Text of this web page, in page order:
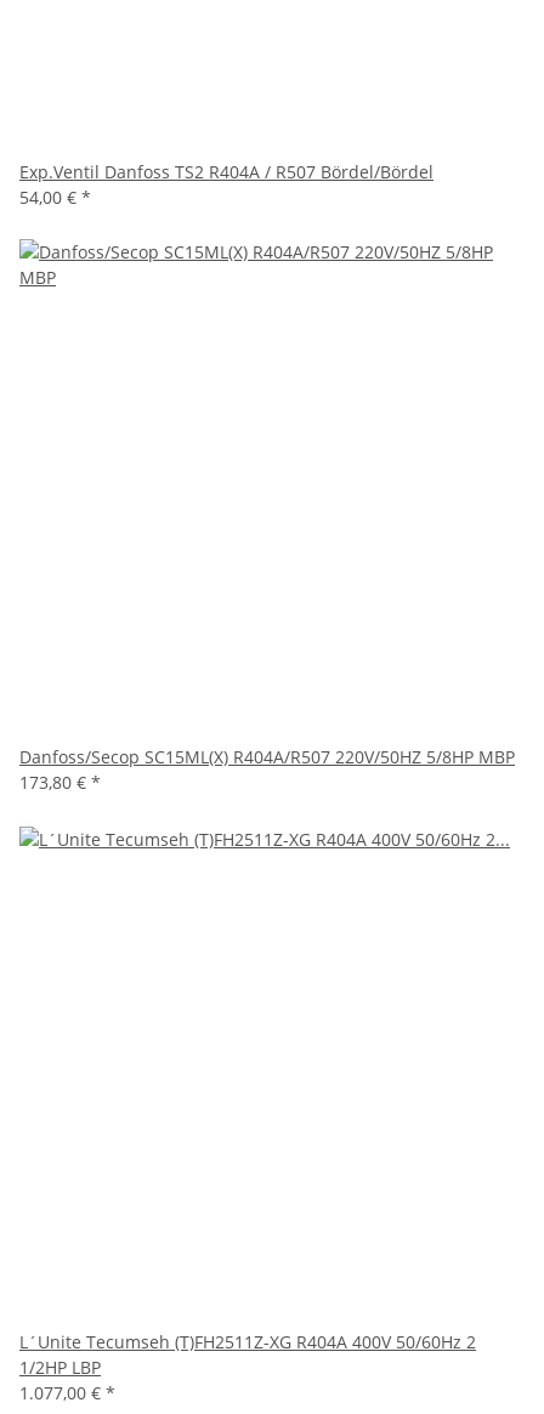
Exp.Ventil Danfoss TS2 R404A / R507 Bördel/Bördel
54,00 € *
Danfoss/Secop SC15ML(X) R404A/R507 220V/50HZ 5/8HP MBP
173,80 € *
L´Unite Tecumseh (T)FH2511Z-XG R404A 400V 50/60Hz 2
1/2HP LBP
1.077,00 € *